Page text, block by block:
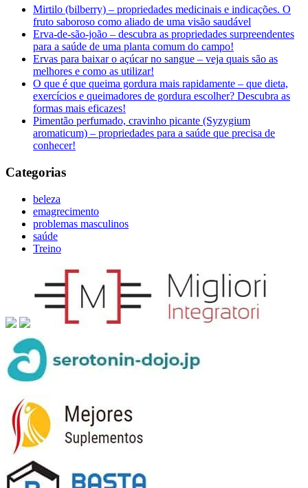
Mirtilo (bilberry) – propriedades medicinais e indicações. O
fruto saboroso como aliado de uma visão saudável
Erva-de-são-joão – descubra as propriedades surpreendentes
para a saúde de uma planta comum do campo!
Ervas para baixar o açúcar no sangue – veja quais são as
melhores e como as utilizar!
O que é que queima gordura mais rapidamente – que dieta,
exercícios e queimadores de gordura escolher? Descubra as
formas mais eficazes!
Pimentão perfumado, cravinho picante (Syzygium
aromaticum) – propriedades para a saúde que precisa de
conhecer!
Categorias
beleza
emagrecimento
problemas masculinos
saúde
Treino